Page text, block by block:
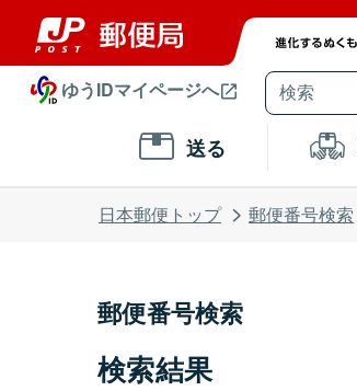
ゆうIDマイページへ
送る
日本郵便トップ 郵便番号検索
郵便番号検索
検索結果